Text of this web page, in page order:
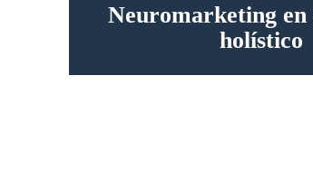
Neuromarketing
holístico